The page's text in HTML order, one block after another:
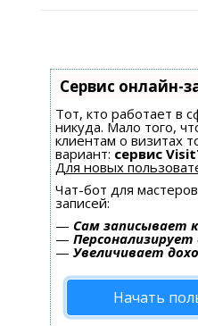
Сервис онлайн-
Тот, кто работает в
никуда. Мало того,
клиентам о визитах
вариант: сервис
Для новых
Чат-бот для
записей:
— Сам записывает
—
— Увеличивает
Начать